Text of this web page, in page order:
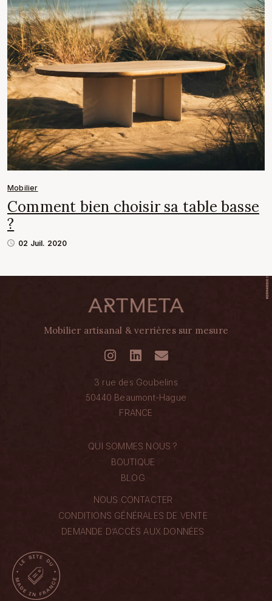
Mobilier
Comment bien choisir sa table basse
?
02 Juil. 2020
Mobilier artisanal & verrières sur mesure
3 rue des Goubelins
50440 Beaumont-Hague
FRANCE
QUI SOMMES NOUS ?
BOUTIQUE
BLOG
NOUS CONTACTER
CONDITIONS GÉNÉRALES DE VENTE
DEMANDE D’ACCÈS AUX DONNÉES